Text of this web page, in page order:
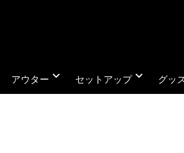
アウター expand_more セットアップexpand_more グッ